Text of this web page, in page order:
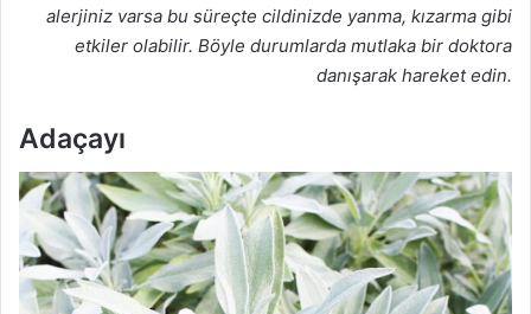
alerjiniz varsa bu süreçte cildinizde yanma, kızarma gibi
etkiler olabilir. Böyle durumlarda mutlaka bir doktora
danışarak hareket edin.
Adaçayı